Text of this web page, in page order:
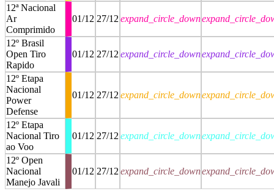
12ª Nacional
Ar
Comprimido
01/12 27/12 expand_circle_down
12º Brasil
Open Tiro
Rapido
01/12 27/12 expand_circle_down
12º Etapa
Nacional
Power
Defense
01/12 27/12 expand_circle_down
12º Etapa
Nacional Tiro
ao Voo
01/12 27/12 expand_circle_down
12º Open
Nacional
Manejo Javali
01/12 27/12 expand_circle_down